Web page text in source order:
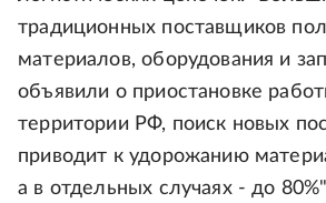
традиционных поставщиков
материалов, оборудования и
объявили о приостановке
территории РФ, поиск новых
приводит к удорожанию
а в отдельных случаях - до